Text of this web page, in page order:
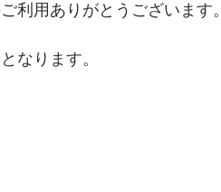
利用ありがとうございます。
なります。